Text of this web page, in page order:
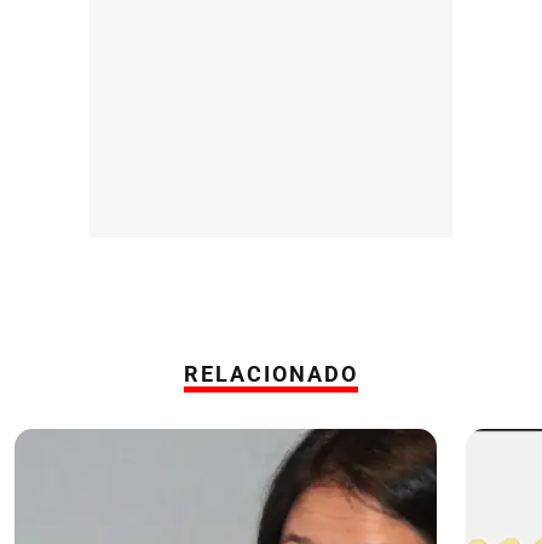
RELACIONADO